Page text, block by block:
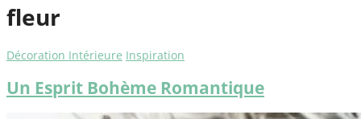
fleur
Décoration Intérieure Inspiration
Un Esprit Bohème Romantique